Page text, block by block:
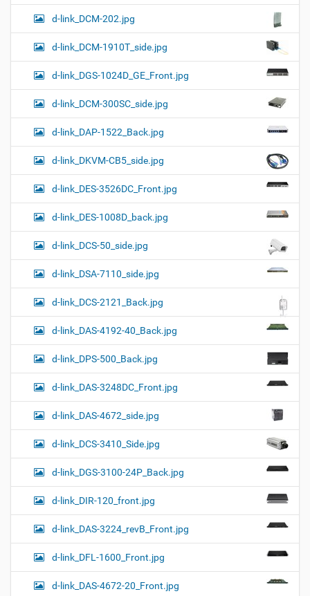
d-link_DCM-202.jpg
d-link_DCM-1910T_side.jpg
d-link_DGS-1024D_GE_Front.jpg
d-link_DCM-300SC_side.jpg
d-link_DAP-1522_Back.jpg
d-link_DKVM-CB5_side.jpg
d-link_DES-3526DC_Front.jpg
d-link_DES-1008D_back.jpg
d-link_DCS-50_side.jpg
d-link_DSA-7110_side.jpg
d-link_DCS-2121_Back.jpg
d-link_DAS-4192-40_Back.jpg
d-link_DPS-500_Back.jpg
d-link_DAS-3248DC_Front.jpg
d-link_DAS-4672_side.jpg
d-link_DCS-3410_Side.jpg
d-link_DGS-3100-24P_Back.jpg
d-link_DIR-120_front.jpg
d-link_DAS-3224_revB_Front.jpg
d-link_DFL-1600_Front.jpg
d-link_DAS-4672-20_Front.jpg